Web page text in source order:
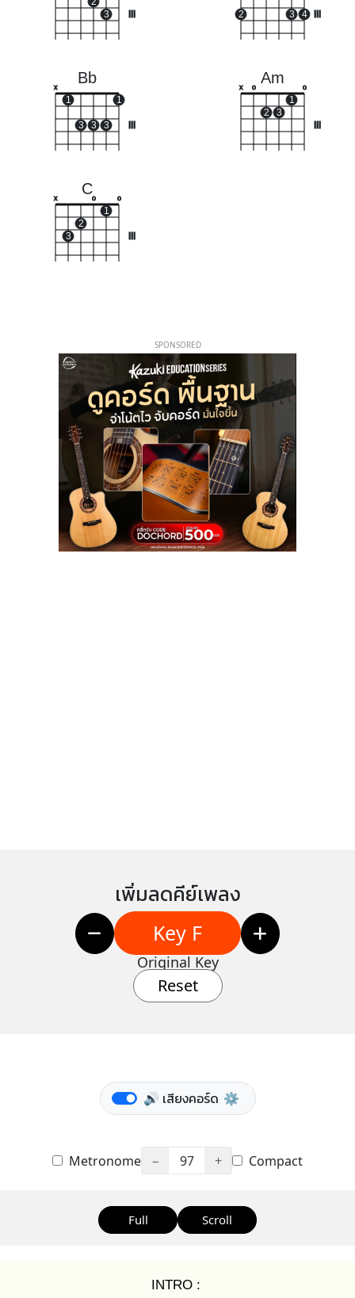
3
2 3 4
Bb
x
1
3 3 3
1
Am
x o
2 3
1
o
C
x
3
2
o
1
o
SPONSORED
เพิ่มลดคีย์เพลง
Key F
Original Key
Reset
🔊 เสียงคอร์ด ⚙️
Metronome − 97 + Compact
Full Scroll
INTRO :